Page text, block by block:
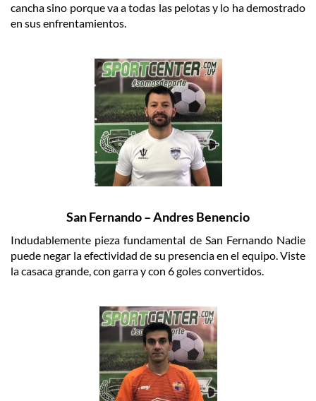
cancha sino porque va a todas las pelotas y lo ha demostrado
en sus enfrentamientos.
San Fernando – Andres Benencio
Indudablemente pieza fundamental de San Fernando Nadie
puede negar la efectividad de su presencia en el equipo. Viste
la casaca grande, con garra y con 6 goles convertidos.